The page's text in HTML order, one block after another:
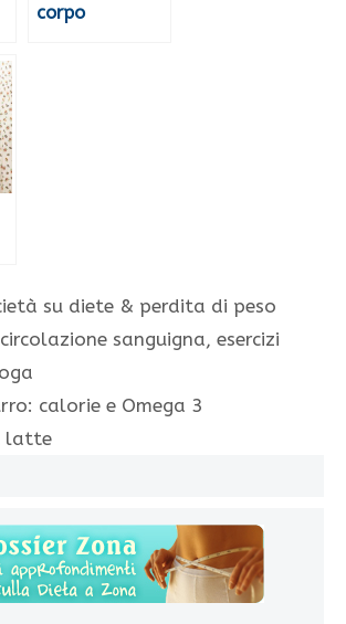
corpo
su diete & perdita di peso
circolazione sanguigna,esercizi
calorie e Omega 3
latte